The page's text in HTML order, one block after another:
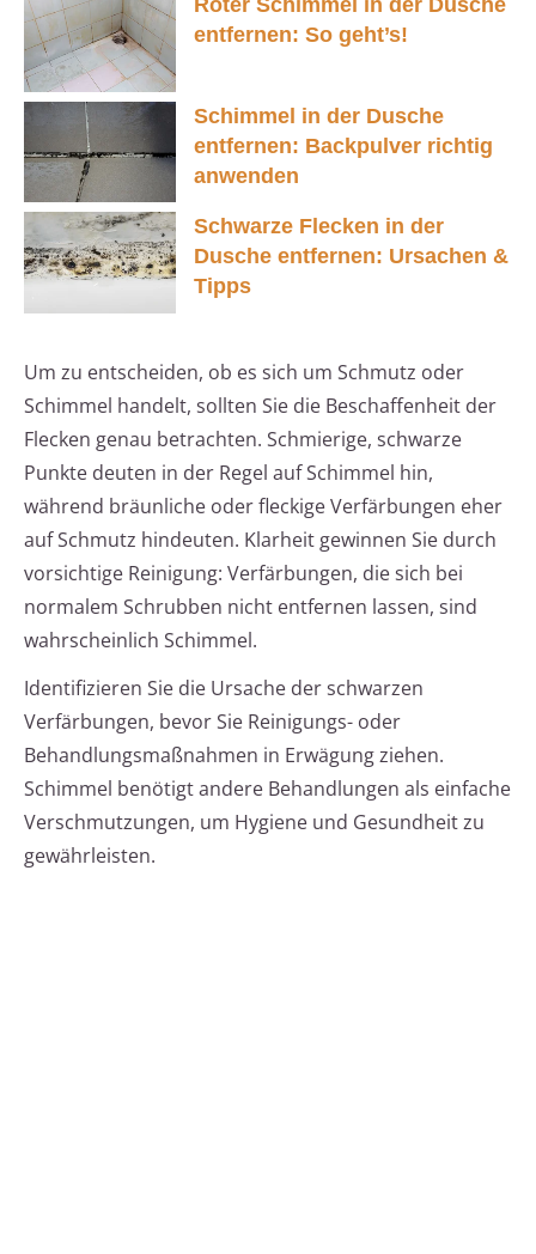
Roter Schimmel in der Dusche
entfernen: So geht’s!
Schimmel in der Dusche
entfernen: Backpulver richtig
anwenden
Schwarze Flecken in der
Dusche entfernen: Ursachen &
Tipps
Um zu entscheiden, ob es sich um Schmutz oder
Schimmel handelt, sollten Sie die Beschaffenheit der
Flecken genau betrachten. Schmierige, schwarze
Punkte deuten in der Regel auf Schimmel hin,
während bräunliche oder fleckige Verfärbungen eher
auf Schmutz hindeuten. Klarheit gewinnen Sie durch
vorsichtige Reinigung: Verfärbungen, die sich bei
normalem Schrubben nicht entfernen lassen, sind
wahrscheinlich Schimmel.
Identifizieren Sie die Ursache der schwarzen
Verfärbungen, bevor Sie Reinigungs- oder
Behandlungsmaßnahmen in Erwägung ziehen.
Schimmel benötigt andere Behandlungen als einfache
Verschmutzungen, um Hygiene und Gesundheit zu
gewährleisten.